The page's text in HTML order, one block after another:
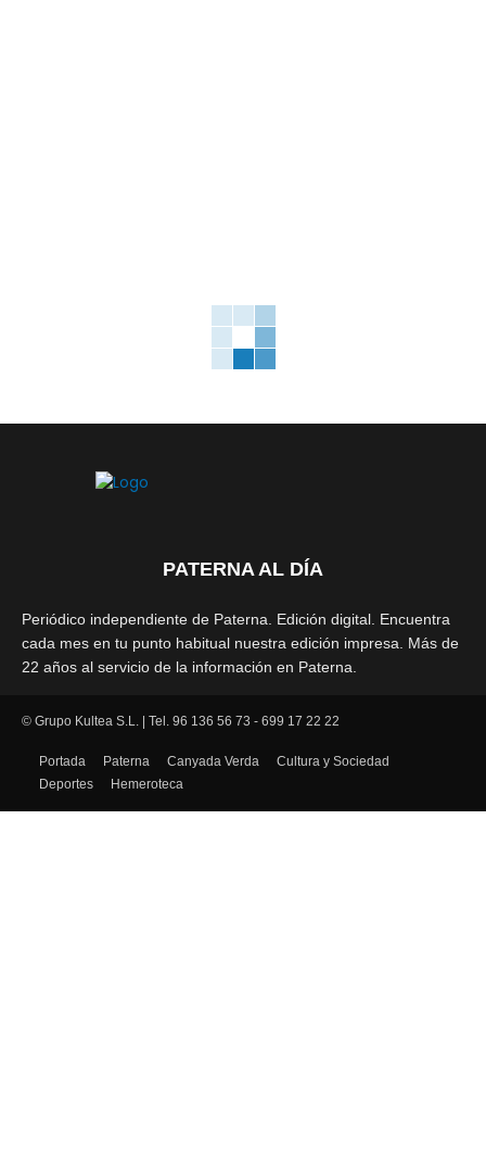
PATERNA AL DÍA
Periódico independiente de Paterna. Edición digital. Encuentra
cada mes en tu punto habitual nuestra edición impresa. Más de
22 años al servicio de la información en Paterna.
SÍGUENOS
© Grupo Kultea S.L. | Tel. 96 136 56 73 - 699 17 22 22
Portada Paterna Canyada Verda
Cultura y Sociedad
Deportes
Hemeroteca